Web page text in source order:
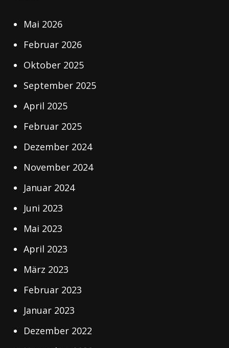
Mai 2026
Februar 2026
Oktober 2025
September 2025
April 2025
Februar 2025
Dezember 2024
November 2024
Januar 2024
Juni 2023
Mai 2023
April 2023
März 2023
Februar 2023
Januar 2023
Dezember 2022